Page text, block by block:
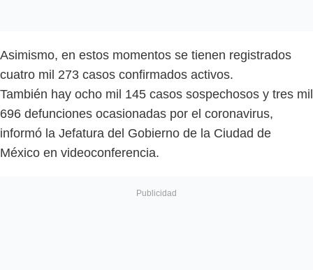
Asimismo, en estos momentos se tienen registrados
cuatro mil 273 casos confirmados activos.
También hay ocho mil 145 casos sospechosos y tres mil
696 defunciones ocasionadas por el coronavirus,
informó la Jefatura del Gobierno de la Ciudad de
México en videoconferencia.